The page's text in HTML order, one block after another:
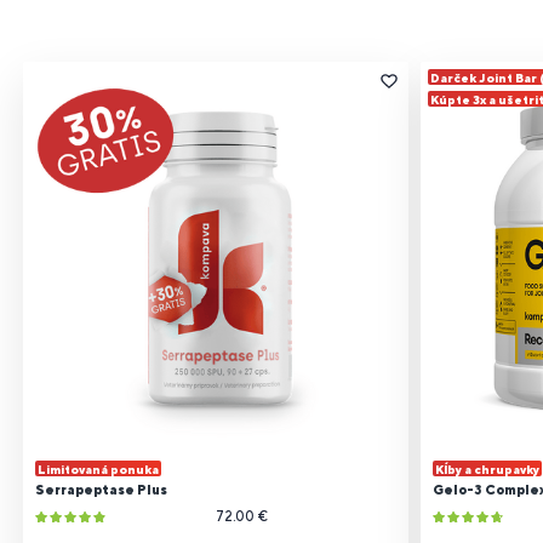
presvedčená že nebude písať nikdy. Pomaly čítame
jednoduché slová. Keď sme dostali celá rodina
koronu, strašne som sa bála. Virózy spúšťajú
Katrinke epi záchvaty. Jeden deň mi to už vyzeralo
zle, bála som sa hospitalizácie v korona režime.
Našťastie to zvládla, verím že aj vďaka
Limitovaná ponuka
Serrapeptase Plus
72.00 €
Darček Joint Bar
Kúpte 3x a
Kĺby a chrupavky
Gelo-3